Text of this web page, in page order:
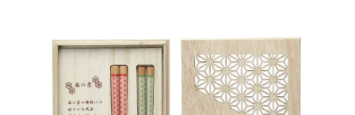
合がございますので、配送状況は各配送業者のホームページをご確認ください。